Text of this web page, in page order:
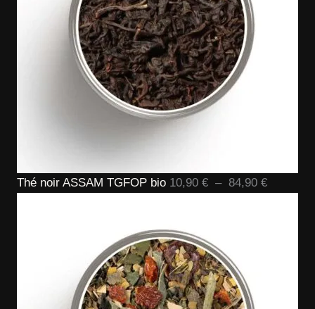
Thé noir ASSAM TGFOP bio 10,90 € – 84,90 €Plage